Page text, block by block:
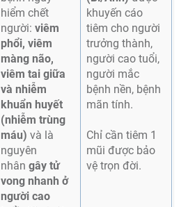
hiểm chết
người: viêm
phổi, viêm
màng não,
viêm tai giữa
và nhiễm
khuẩn huyết
(nhiễm trùng
máu) và là
nguyên
nhân gây tử
vong nhanh ở
người cao
khuyến cáo
tiêm cho người
trưởng thành,
người cao tuổi,
người mắc
bệnh nền, bệnh
mãn tính.
Chỉ cần tiêm 1
mũi được bảo
vệ trọn đời.